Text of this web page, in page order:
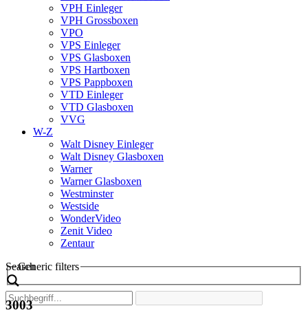
VPH Einleger
VPH Grossboxen
VPO
VPS Einleger
VPS Glasboxen
VPS Hartboxen
VPS Pappboxen
VTD Einleger
VTD Glasboxen
VVG
W-Z
Walt Disney Einleger
Walt Disney Glasboxen
Warner
Warner Glasboxen
Westminster
Westside
WonderVideo
Zenit Video
Zentaur
Search
Generic filters
3003